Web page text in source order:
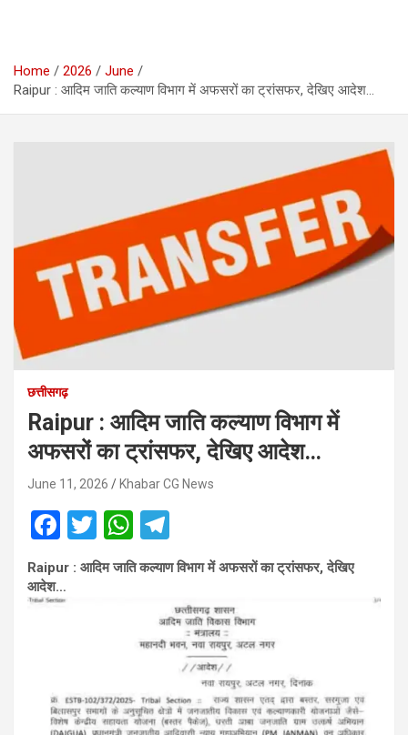
Home 2026
June
Raipur : आदिम जाति कल्याण विभाग में अफसरों का ट्रांसफर, देखिए आदेश…
छत्तीसगढ़
Raipur : आदिम जाति कल्याण विभाग में
अफसरों का ट्रांसफर, देखिए आदेश…
June 11, 2026 Khabar CG News
F
ce
b
k
T
wi
tt
W
h
at
A
p
el
e
gr
a
m
Raipur : आदिम जाति कल्याण विभाग में अफसरों का ट्रांसफर, देखिए
आदेश…